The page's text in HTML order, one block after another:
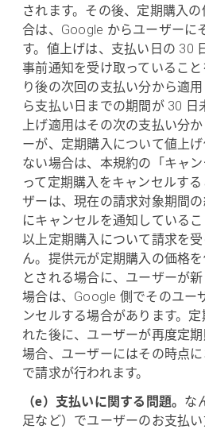
されます。その後、定期購入
合は、Google からユーザーに
す。値上げは、支払い日の 30
事前通知を受け取っているこ
り後の次回の支払い分から適
ら支払い日までの期間が 30 日
上げ適用はその次の支払い分
ーが、定期購入について値上
ない場合は、本規約の「キャ
って定期購入をキャンセルす
ザーは、現在の請求対象期間
にキャンセルを通知している
以上定期購入について請求を
ん。提供元が定期購入の価格
とされる場合に、ユーザーが
場合は、Google 側でそのユー
ンセルする場合があります。
れた後に、ユーザーが再度定
場合、ユーザーにはその時点
で請求が行われます。
（e）支払いに関する問題。 な
足など）でユーザーのお支払